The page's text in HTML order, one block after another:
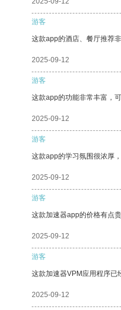
游客
这款app的酒店、餐厅推荐
2025-09-12
游客
这款app的功能非常丰富，
2025-09-12
游客
这款app的学习氛围很浓厚
2025-09-12
游客
这款加速器app的价格有点
2025-09-12
游客
这款加速器VPM应用程序已
2025-09-12